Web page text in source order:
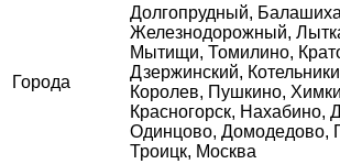
Города
Долгопрудный,
Железнодорожный,
Мытищи, Томилино,
Дзержинский,
Королев, Пушкино,
Красногорск, Нахабино,
Одинцово, Домодедово,
Троицк, Москва